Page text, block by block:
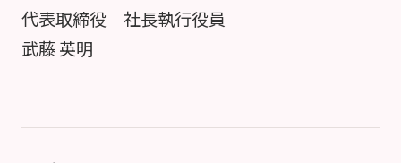
代表取締役 社長執行役員
武藤 英明